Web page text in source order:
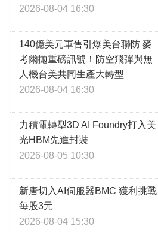
2026-08-04 16:30
140億美元軍售引爆美台聯防 麥
考爾拋重磅訊號！防空飛彈與無
人機台美共同生產大轉型
2026-08-04 16:30
力積電轉型3D AI Foundry打入美
光HBM先進封裝
2026-08-05 10:30
新唐切入AI伺服器BMC 獲利挑戰
每股3元
2026-08-04 15:30